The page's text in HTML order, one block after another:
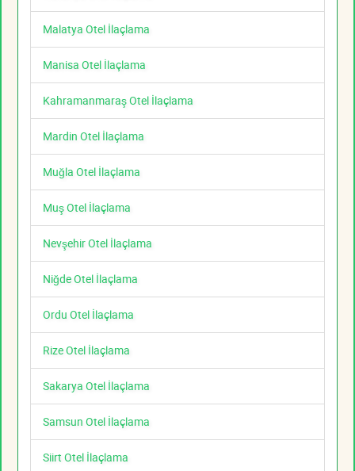
Malatya Otel İlaçlama
Manisa Otel İlaçlama
Kahramanmaraş Otel İlaçlama
Mardin Otel İlaçlama
Muğla Otel İlaçlama
Muş Otel İlaçlama
Nevşehir Otel İlaçlama
Niğde Otel İlaçlama
Ordu Otel İlaçlama
Rize Otel İlaçlama
Sakarya Otel İlaçlama
Samsun Otel İlaçlama
Siirt Otel İlaçlama